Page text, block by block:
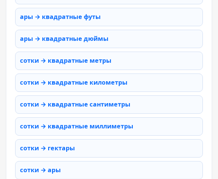
ары → квадратные футы
ары → квадратные дюймы
сотки → квадратные метры
сотки → квадратные километры
сотки → квадратные сантиметры
сотки → квадратные миллиметры
сотки → гектары
сотки → ары